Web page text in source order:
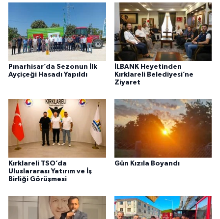
Pınarhisar’da Sezonun İlk
Ayçiçeği Hasadı Yapıldı
İLBANK Heyetinden
Kırklareli Belediyesi’ne
Ziyaret
Kırklareli TSO’da
Uluslararası Yatırım ve İş
Birliği Görüşmesi
Gün Kızıla Boyandı